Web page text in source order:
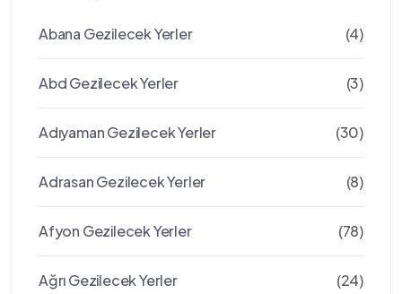
Abana Gezilecek Yerler (4)
Abd Gezilecek Yerler (3)
Adıyaman Gezilecek Yerler (30)
Adrasan Gezilecek Yerler (8)
Afyon Gezilecek Yerler (78)
Ağrı Gezilecek Yerler (24)